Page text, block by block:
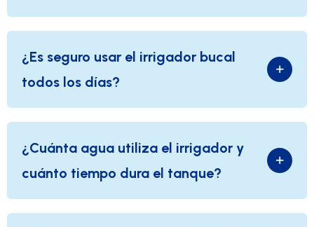
¿Es seguro usar el irrigador bucal
todos los días?
¿Cuánta agua utiliza el irrigador y
cuánto tiempo dura el tanque?